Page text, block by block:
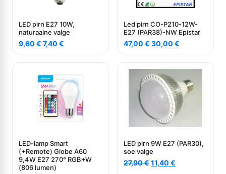
LED pirn E27 10W,
naturaalne valge
9,60€Algne
7,40 €
Led pirn CO-P210-12W-
E27 (PAR38)-NW Epistar
47,00€Algne
47,00 €.
30,00 €
30,00 €.
LED-lamp Smart
(+Remote) Globe A60
9,4W E27 270° RGB+W
(806 lumen)
LED pirn 9W E27 (PAR30),
soe valge
27,90€Algne
11,40 €